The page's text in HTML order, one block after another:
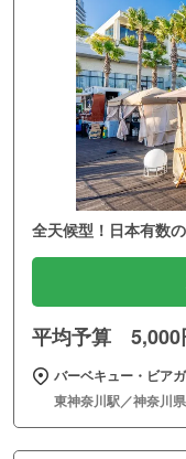
全天候型！日本有数
平均予算 5,000
バーベキュー・ビア
東神奈川駅／神奈川県